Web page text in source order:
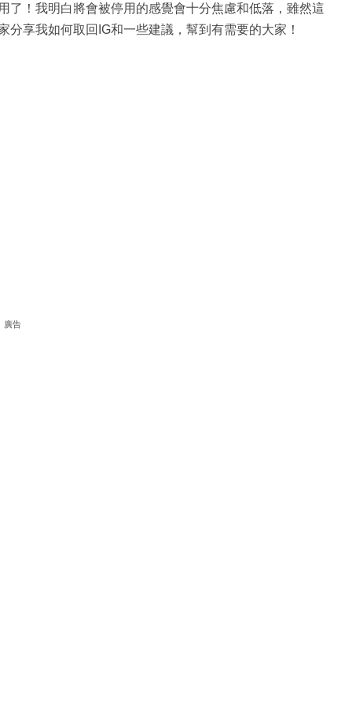
了！我明白將會被停用的感覺會十分焦慮和低落，雖然這
享我如何取回IG和一些建議，幫到有需要的大家！
廣告